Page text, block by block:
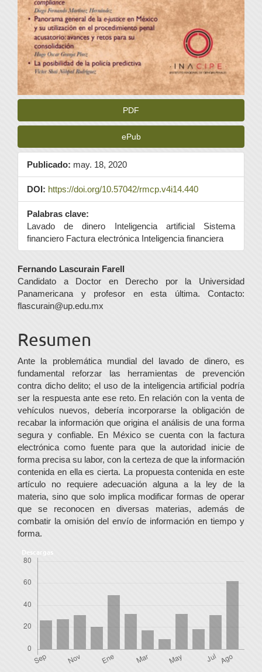
PDF
ePub
Publicado: may. 18, 2020
DOI: https://doi.org/10.57042/rmcp.v4i14.440
Palabras clave:
Lavado de dinero Inteligencia artificial Sistema
financiero Factura electrónica Inteligencia financiera
Contenido
principal
del
artículo
Fernando Lascurain Farell
Candidato a Doctor en Derecho por la Universidad
Panamericana y profesor en esta última. Contacto:
flascurain@up.edu.mx
Resumen
Ante la problemática mundial del lavado de dinero, es
fundamental reforzar las herramientas de prevención
contra dicho delito; el uso de la inteligencia artificial podría
ser la respuesta ante ese reto. En relación con la venta de
vehículos nuevos, debería incorporarse la obligación de
recabar la información que origina el análisis de una forma
segura y confiable. En México se cuenta con la factura
electrónica como fuente para que la autoridad inicie de
forma precisa su labor, con la certeza de que la información
contenida en ella es cierta. La propuesta contenida en este
artículo no requiere adecuación alguna a la ley de la
materia, sino que solo implica modificar formas de operar
que se reconocen en diversas materias, además de
combatir la omisión del envío de información en tiempo y
forma.
Descargas